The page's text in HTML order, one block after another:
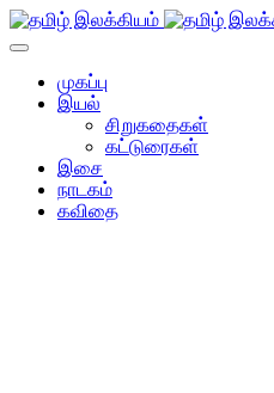
முகப்பு
இயல்
சிறுகதைகள்
கட்டுரைகள்
இசை
நாடகம்
கவிதை